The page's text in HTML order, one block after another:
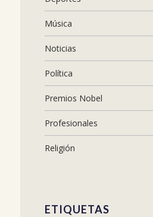
Música
Noticias
Política
Premios Nobel
Profesionales
Religión
ETIQUETAS